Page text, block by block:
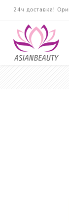
24ч доставка!